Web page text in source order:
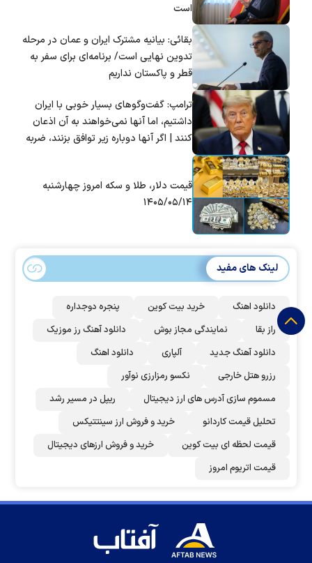
است
بقائی: بیانیه مشترک ایران و عمان در مرحله
تدوین نهایی است/ برنامه‌ای برای سفر به
قطر و پاکستان نداریم
ترامپ: گفت‌و‌گو‌های بسیار خوبی با ایران
داشتیم، اما آنها نمی‌خواهند به آن اذعان
کنند | اگر آنها دوباره زیر توافق بزنند، ضربه
قیمت دلار، طلا و سکه امروز چهارشنبه
۱۴۰۵/۰۵/۱۴
لینک های مفید
دانلود اهنگ خرید بیت کوین
پنجره دوجداره
راز بقا
نمایندگی مجاز بوش
دانلود آهنگ رز‌ موزیک
دانلود آهنگ جدید
آلپاری
دانلود اهنگ
رزرو هتل خارجی
نکسو رمزارزی نوآور
مسموم سازی آدرس های ارز دیجیتال
ریپل در مسیر رشد
تحلیل قیمت کاردانو
خرید و فروش ارز سینتتیکس
قیمت لحظه ای بیت کوین
خرید و فروش ارزهای دیجیتال
قیمت اتریوم امروز